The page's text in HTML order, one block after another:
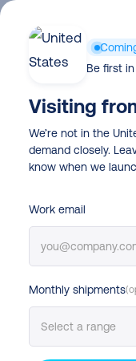
Skip
Be first
Visiting
We’re not in the
demand closely.
know when we
Work email
Monthly shipments